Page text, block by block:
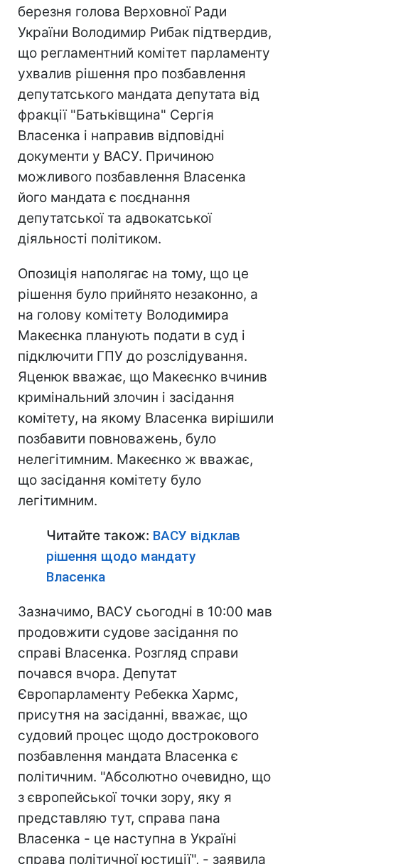
березня голова Верховної Ради
України Володимир Рибак підтвердив,
що регламентний комітет парламенту
ухвалив рішення про позбавлення
депутатського мандата депутата від
фракції "Батьківщина" Сергія
Власенка і направив відповідні
документи у ВАСУ. Причиною
можливого позбавлення Власенка
його мандата є поєднання
депутатської та адвокатської
діяльності політиком.
Опозиція наполягає на тому, що це
рішення було прийнято незаконно, а
на голову комітету Володимира
Макеєнка планують подати в суд і
підключити ГПУ до розслідування.
Яценюк вважає, що Макеєнко вчинив
кримінальний злочин і засідання
комітету, на якому Власенка вирішили
позбавити повноважень, було
нелегітимним. Макеєнко ж вважає,
що засідання комітету було
легітимним.
Читайте також: ВАСУ відклав
рішення щодо мандату
Власенка
Зазначимо, ВАСУ сьогодні в 10:00 мав
продовжити судове засідання по
справі Власенка. Розгляд справи
почався вчора. Депутат
Європарламенту Ребекка Хармс,
присутня на засіданні, вважає, що
судовий процес щодо дострокового
позбавлення мандата Власенка є
політичним. "Абсолютно очевидно, що
з європейської точки зору, яку я
представляю тут, справа пана
Власенка - це наступна в Україні
справа політичної юстиції", - заявила